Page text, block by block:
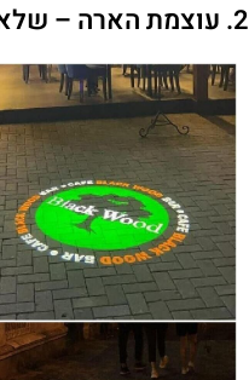
2. עוצמת הארה – שלא יבלע באור הרחוב